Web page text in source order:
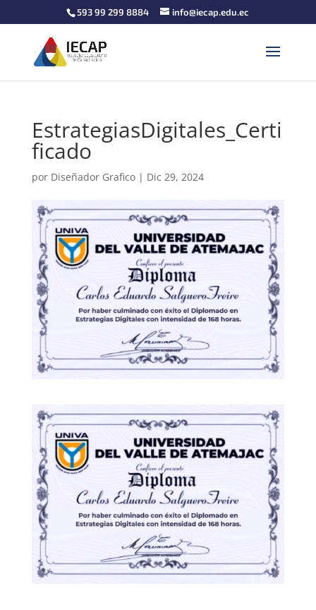
593 99 299 8884 info@iecap.edu.ec
EstrategiasDigitales_Certi
ficado
por Diseñador Grafico| Dic 29, 2024